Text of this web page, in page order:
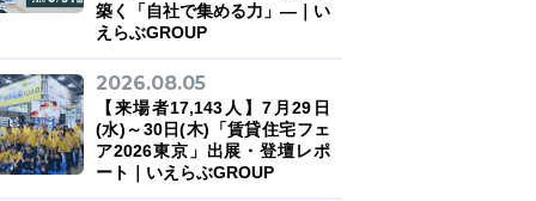
築く「自社で集める力」―｜い
えらぶGROUP
2026.08.05
【来場者17,143人】7月29日
(水)～30日(木)「賃貸住宅フェ
ア2026東京」出展・登壇レポ
ート｜いえらぶGROUP